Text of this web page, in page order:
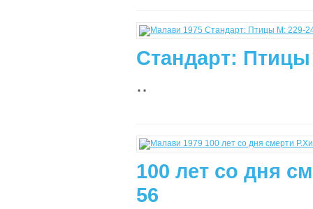
Стандарт:
..
100 лет со дня
56